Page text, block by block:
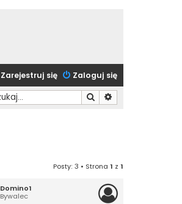
Zaloguj się
Zarejestruj się
Szukaj
Posty: 3 • Strona 1 z 1
Domino1
Bywalec